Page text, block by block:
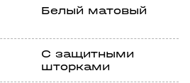
Белый матовый
С защитными
шторками